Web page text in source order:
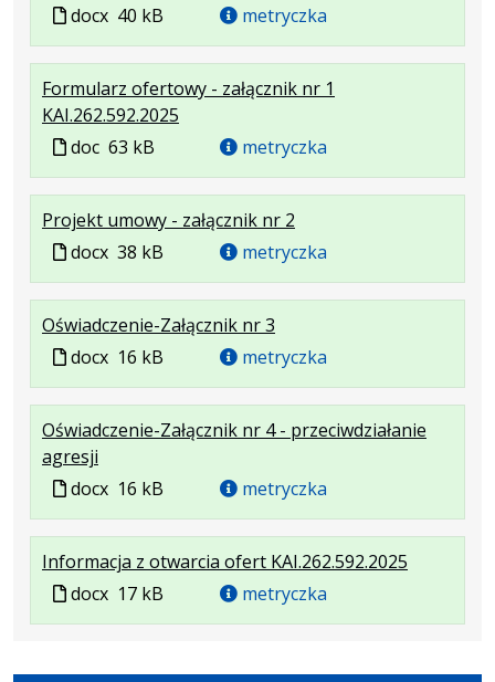
formacie:
40
Plik
w
formacie
docx 40 kB metryczka
Formularz ofertowy - załącznik nr 1
KAI.262.592.2025
formacie:
doc
Rozmiar
63
kB
Plik
w
formacie
doc 63 kB metryczka
Projekt umowy - załącznik nr 2
Plik
formacie:
Rozmiar
38
Plik
w
formacie
docx 38 kB metryczka
Oświadczenie-Załącznik nr 3
Plik
w
formacie:
docx
Rozmiar
pliku:
16
kB
Plik
w
formacie
docx 16 kB metryczka
Oświadczenie-Załącznik nr 4 - przeciwdziałanie
agresji
Plik
formacie:
docx
Rozmiar
16
kB
Plik
w
formacie
docx 16 kB metryczka
Informacja z otwarcia ofert KAI.262.592.2025
Plik
w
docx 17 kB metryczka